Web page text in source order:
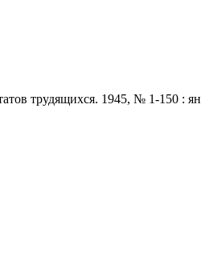
трудящихся. 1945, № 1-150 :